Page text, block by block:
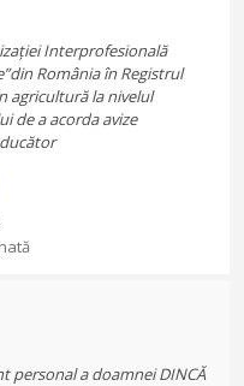
Interprofesională
România în Registrul
agricultură la nivelul
de a acorda avize
personal a doamnei DINCĂ